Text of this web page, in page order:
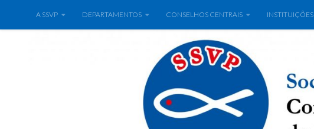
A SSVP DEPARTAMENTOS CONSELHOS CENTRAIS INSTITUIÇÕES